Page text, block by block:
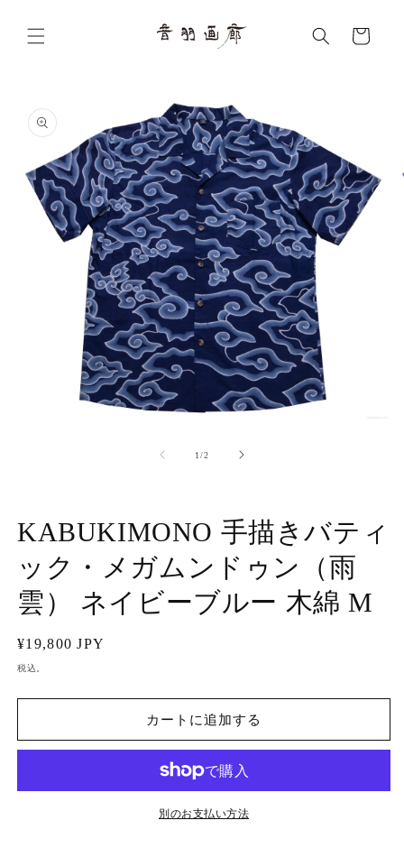
進む
ー
報にス
キップ
デ
ィ
(1)
を
開
1/の
2
KABUKIMONO 手描きバティ
ック・メガムンドゥン（雨
雲） ネイビーブルー 木綿 M
通
常
¥19,800 JPY
税込。
カートに追加する
別のお支払い方法